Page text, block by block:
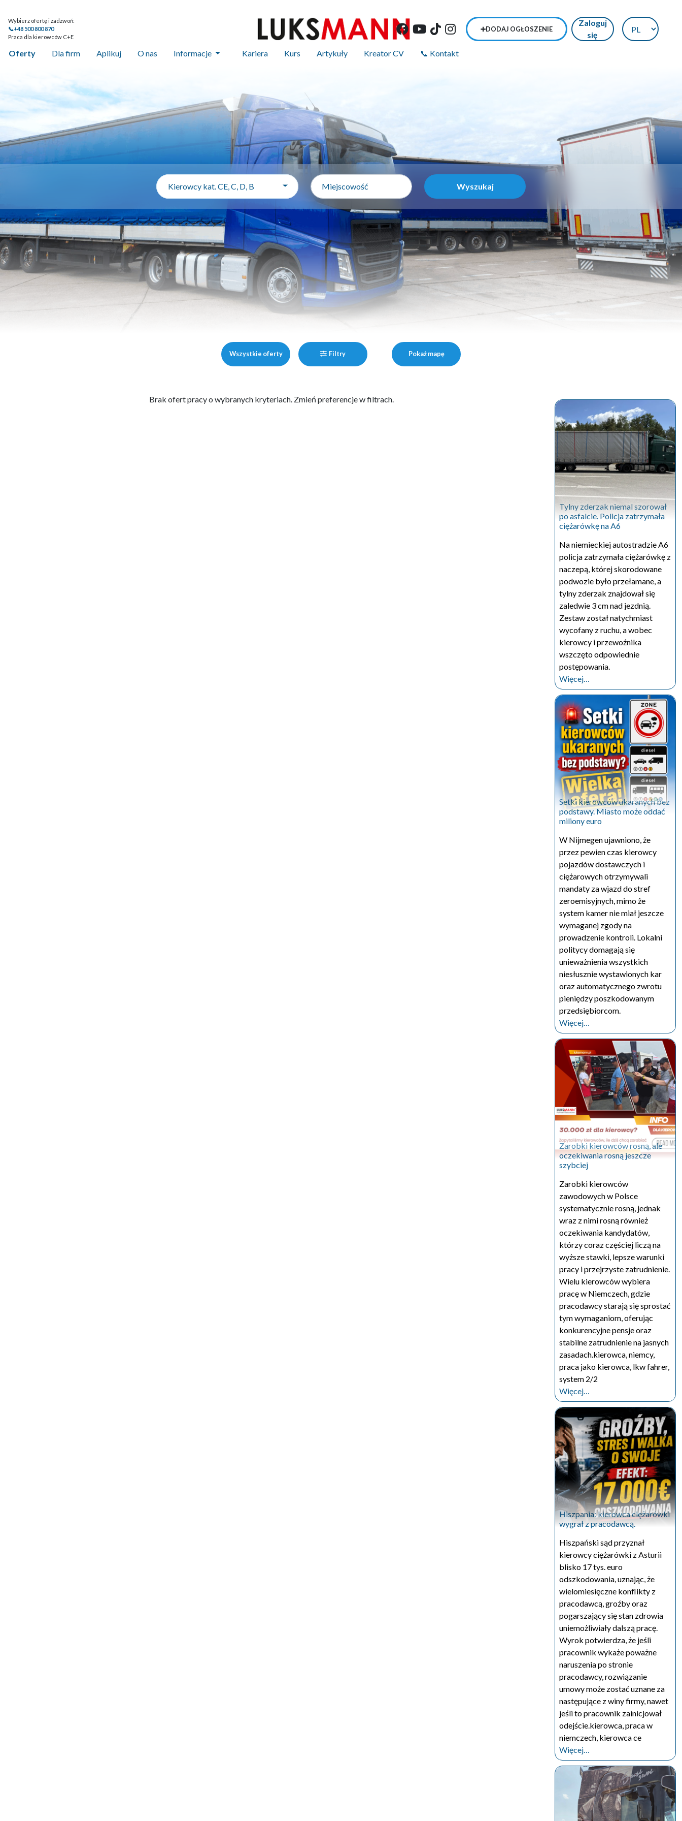
Wybierz ofertę i zadzwoń:
📞+48 500 800 870
Praca dla kierowców C+E
➕DODAJ OGŁOSZENIE
Zaloguj
się
Oferty
Dla firm Aplikuj O nas Informacje Kariera Kurs Artykuły Kreator CV 📞 Kontakt
Kierowcy kat. CE, C, D, B Wyszukaj
Wszystkie oferty Filtry Pokaż mapę
Brak ofert pracy o wybranych kryteriach. Zmień preferencje w filtrach.
Tylny zderzak niemal szorował
po asfalcie. Policja zatrzymała
ciężarówkę na A6
Na niemieckiej autostradzie A6
policja zatrzymała ciężarówkę z
naczepą, której skorodowane
podwozie było przełamane, a
tylny zderzak znajdował się
zaledwie 3 cm nad jezdnią.
Zestaw został natychmiast
wycofany z ruchu, a wobec
kierowcy i przewoźnika
wszczęto odpowiednie
postępowania.
Więcej…
Setki kierowców ukaranych bez
podstawy. Miasto może oddać
miliony euro
W Nijmegen ujawniono, że
przez pewien czas kierowcy
pojazdów dostawczych i
ciężarowych otrzymywali
mandaty za wjazd do stref
zeroemisyjnych, mimo że
system kamer nie miał jeszcze
wymaganej zgody na
prowadzenie kontroli. Lokalni
politycy domagają się
unieważnienia wszystkich
niesłusznie wystawionych kar
oraz automatycznego zwrotu
pieniędzy poszkodowanym
przedsiębiorcom.
Więcej…
Zarobki kierowców rosną, ale
oczekiwania rosną jeszcze
szybciej
Zarobki kierowców
zawodowych w Polsce
systematycznie rosną, jednak
wraz z nimi rosną również
oczekiwania kandydatów,
którzy coraz częściej liczą na
wyższe stawki, lepsze warunki
pracy i przejrzyste zatrudnienie.
Wielu kierowców wybiera
pracę w Niemczech, gdzie
pracodawcy starają się sprostać
tym wymaganiom, oferując
konkurencyjne pensje oraz
stabilne zatrudnienie na jasnych
zasadach.kierowca, niemcy,
praca jako kierowca, lkw fahrer,
system 2/2
Więcej…
Hiszpania: kierowca ciężarówki
wygrał z pracodawcą.
Hiszpański sąd przyznał
kierowcy ciężarówki z Asturii
blisko 17 tys. euro
odszkodowania, uznając, że
wielomiesięczne konflikty z
pracodawcą, groźby oraz
pogarszający się stan zdrowia
uniemożliwiały dalszą pracę.
Wyrok potwierdza, że jeśli
pracownik wykaże poważne
naruszenia po stronie
pracodawcy, rozwiązanie
umowy może zostać uznane za
następujące z winy firmy, nawet
jeśli to pracownik zainicjował
odejście.kierowca, praca w
niemczech, kierowca ce
Więcej…